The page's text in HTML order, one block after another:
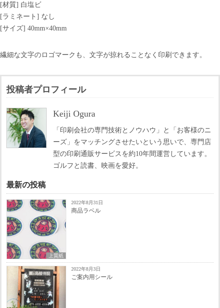
[材質] 白塩ビ
[ラミネート] なし
[サイズ] 40mm×40mm
繊細な文字のロゴマークも、文字が掠れることなく印刷できます。
投稿者プロフィール
Keiji Ogura
「印刷会社の専門技術とノウハウ」と「お客様のニ
ーズ」をマッチングさせたいという思いで、専門店
型の印刷通販サービスを約10年間運営しています。
ゴルフと読書、映画を愛好。
最新の投稿
上質紙
2022年8月31日
商品ラベル
2022年8月3日
ご案内用シール